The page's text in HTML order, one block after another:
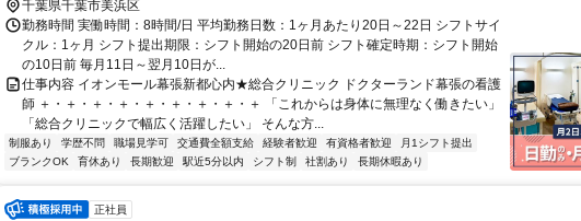
千葉県千葉市美浜区
勤務時間 実働時間：8時間/日 平均勤務日数：1ヶ月あたり20日～22日 シフトサイ
クル：1ヶ月 シフト提出期限：シフト開始の20日前 シフト確定時期：シフト開始
の10日前 毎月11日～翌月10日が...
仕事内容 イオンモール幕張新都心内★総合クリニック ドクターランド幕張の看護
師 ＋・＋・＋・＋・＋・＋・＋・＋・＋ 「これからは身体に無理なく働きたい」
「総合クリニックで幅広く活躍したい」 そんな方...
制服あり 学歴不問 職場見学可 交通費全額支給 経験者歓迎 有資格者歓迎
月1シフト提出
ブランクOK
育休あり 長期歓迎 駅近5分以内 シフト制 社割あり 長期休暇あり
正社員